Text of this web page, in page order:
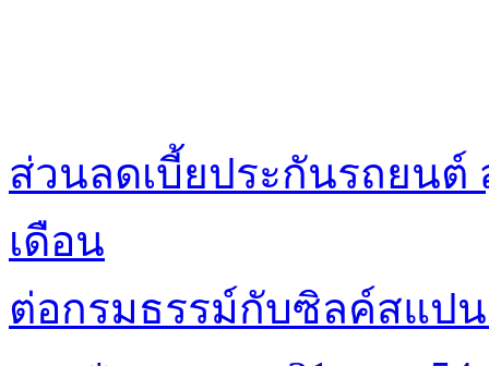
ส่วนลดเบี้ยประกันรถยนต์
เดือน
ต่อกรมธรรม์กับซิลค์สแป